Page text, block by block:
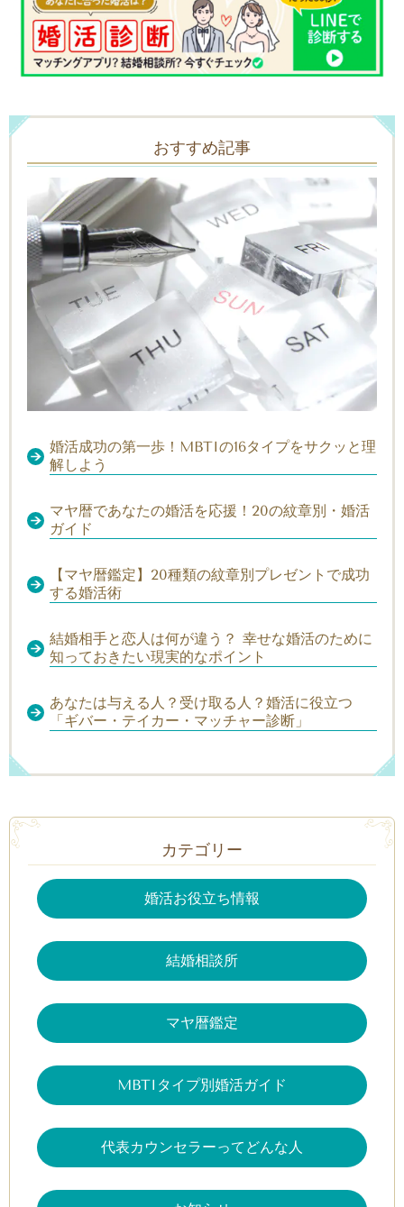
おすすめ記事
婚活成功の第一歩！MBTIの16タイプをサクッと理
解しよう
マヤ暦であなたの婚活を応援！20の紋章別・婚活
ガイド
【マヤ暦鑑定】20種類の紋章別プレゼントで成功
する婚活術
結婚相手と恋人は何が違う？ 幸せな婚活のために
知っておきたい現実的なポイント
あなたは与える人？受け取る人？婚活に役立つ
「ギバー・テイカー・マッチャー診断」
カテゴリー
婚活お役立ち情報
結婚相談所
マヤ暦鑑定
MBTIタイプ別婚活ガイド
代表カウンセラーってどんな人